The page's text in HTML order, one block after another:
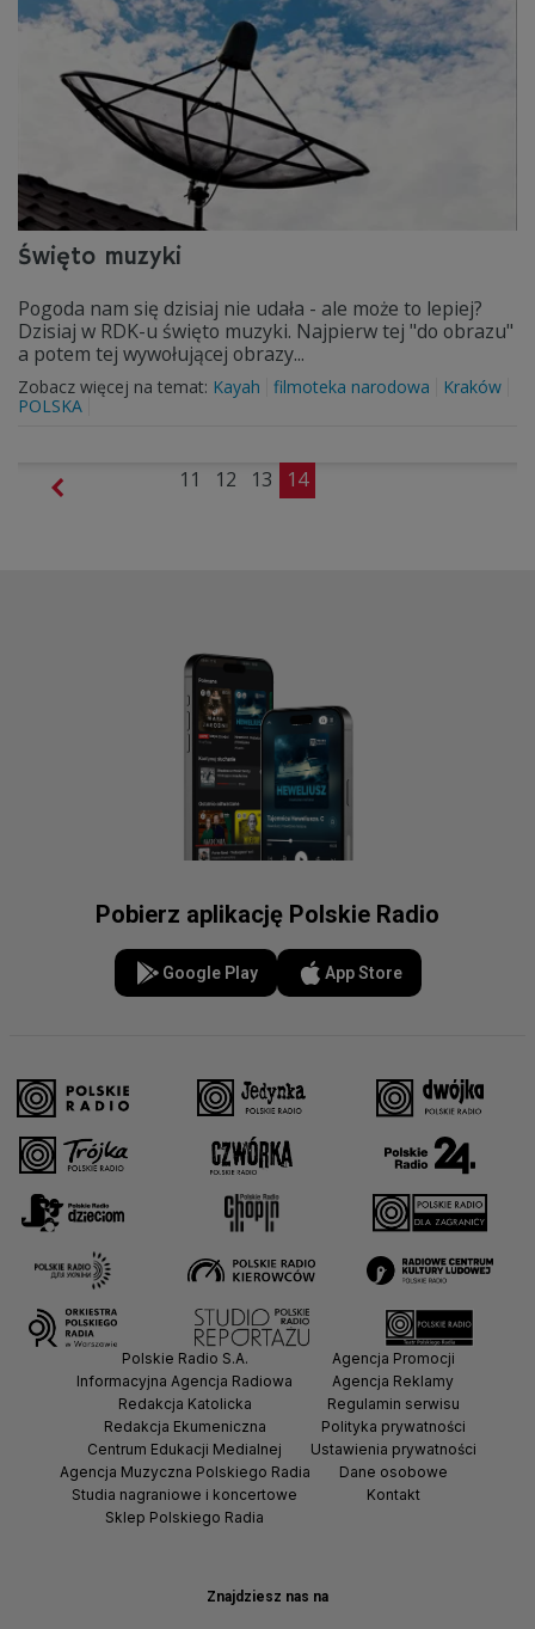
Święto muzyki
Pogoda nam się dzisiaj nie udała - ale może to lepiej?
Dzisiaj w RDK-u święto muzyki. Najpierw tej "do obrazu"
a potem tej wywołującej obrazy...
Zobacz więcej na temat: Kayah filmoteka narodowa
Kraków
POLSKA
11 12 13 14
Pobierz aplikację Polskie Radio
Google Play App Store
Znajdziesz nas na
Polskie Radio S.A.
Informacyjna Agencja Radiowa
Redakcja Katolicka
Redakcja Ekumeniczna
Centrum Edukacji Medialnej
Agencja Muzyczna Polskiego Radia
Studia nagraniowe i koncertowe
Sklep Polskiego Radia
Agencja Promocji
Agencja Reklamy
Regulamin serwisu
Polityka prywatności
Ustawienia prywatności
Dane osobowe
Kontakt